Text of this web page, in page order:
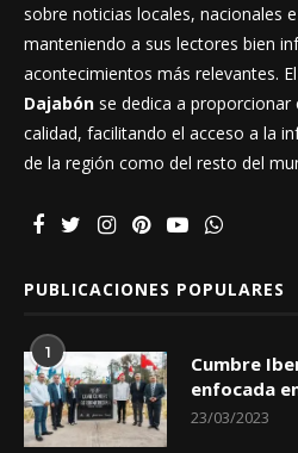
sobre noticias locales, nacionales
manteniendo a sus lectores bien
acontecimientos más relevantes.
Dajabón se dedica a
calidad, facilitando el acceso a la
de la región como del resto del
PUBLICACIONES POPULARES
1
Cumbre
enfocada
23/03/2023